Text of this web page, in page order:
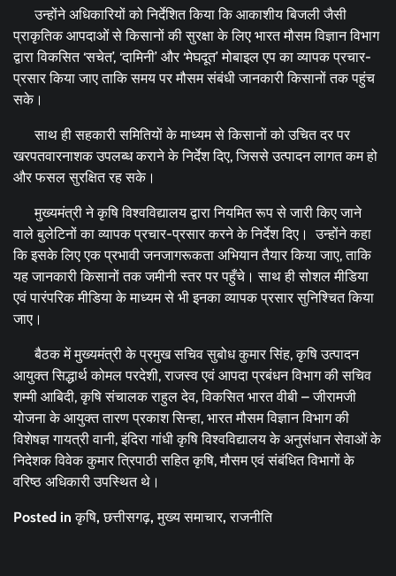
उन्होंने अधिकारियों को निर्देशित किया कि आकाशीय बिजली जैसी
प्राकृतिक आपदाओं से किसानों की सुरक्षा के लिए भारत मौसम विज्ञान विभाग
द्वारा विकसित ‘सचेत’, ‘दामिनी’ और ‘मेघदूत’ मोबाइल एप का व्यापक प्रचार-
प्रसार किया जाए ताकि समय पर मौसम संबंधी जानकारी किसानों तक पहुंच
सके।
साथ ही सहकारी समितियों के माध्यम से किसानों को उचित दर पर
खरपतवारनाशक उपलब्ध कराने के निर्देश दिए, जिससे उत्पादन लागत कम हो
और फसल सुरक्षित रह सके।
मुख्यमंत्री ने कृषि विश्वविद्यालय द्वारा नियमित रूप से जारी किए जाने
वाले बुलेटिनों का व्यापक प्रचार-प्रसार करने के निर्देश दिए। उन्होंने कहा
कि इसके लिए एक प्रभावी जनजागरूकता अभियान तैयार किया जाए, ताकि
यह जानकारी किसानों तक जमीनी स्तर पर पहुँचे। साथ ही सोशल मीडिया
एवं पारंपरिक मीडिया के माध्यम से भी इनका व्यापक प्रसार सुनिश्चित किया
जाए।
बैठक में मुख्यमंत्री के प्रमुख सचिव सुबोध कुमार सिंह, कृषि उत्पादन
आयुक्त सिद्धार्थ कोमल परदेशी, राजस्व एवं आपदा प्रबंधन विभाग की सचिव
शम्मी आबिदी, कृषि संचालक राहुल देव, विकसित भारत वीबी – जीरामजी
योजना के आयुक्त तारण प्रकाश सिन्हा, भारत मौसम विज्ञान विभाग की
विशेषज्ञ गायत्री वानी, इंदिरा गांधी कृषि विश्वविद्यालय के अनुसंधान सेवाओं के
निदेशक विवेक कुमार त्रिपाठी सहित कृषि, मौसम एवं संबंधित विभागों के
वरिष्ठ अधिकारी उपस्थित थे।
Posted inकृषि,छत्तीसगढ़,मुख्य समाचार,राजनीति